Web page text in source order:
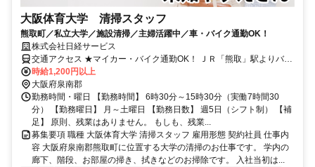
大阪体育大学 清掃スタッフ
熊取町／私立大学／施設清掃／主婦活躍中／車・バイク通勤OK！
株式会社日経サービス
交通アクセス ★マイカー・バイク通勤OK！ ＪＲ「熊取」駅よりバス
15分 ＜通勤可能エリア＞ 阪南市、泉佐野市などからも通勤可能で
す！ もちろん上記市以外からでもOK！
時給1,200円以上
大阪府泉南郡
勤務時間・曜日 【勤務時間】 6時30分～15時30分（実働7時間30
分） 【勤務曜日】 月～土曜日 【勤務日数】 週5日（シフト制） 【補
足】 原則、残業はありません。 もしも、残業...
募集要項 職種 大阪体育大学 清掃スタッフ 雇用形態 契約社員 仕事内
容 大阪府泉南郡熊取町に位置する大学の清掃のお仕事です。 学内の
廊下、階段、お部屋の掃き、拭きなどのお掃除です。 入社当初は...